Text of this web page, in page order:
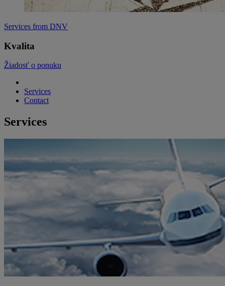
Services from DNV
Kvalita
Žiadosť o ponuku
Services
Contact
Services